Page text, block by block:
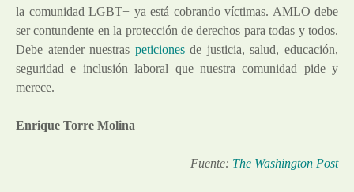
la comunidad LGBT+ ya está cobrando víctimas. AMLO debe
ser contundente en la protección de derechos para todas y todos.
Debe atender nuestras peticionesde justicia, salud, educación,
seguridad e inclusión laboral que nuestra comunidad pide y
merece.
Enrique Torre Molina
Fuente: The Washington Post